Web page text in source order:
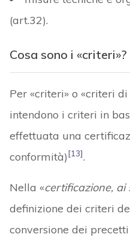
(art.32).
Cosa sono i «criteri»?
Per «criteri» o «criteri
intendono i criteri in
effettuata una
conformità)[13].
Nella «certificazione, ai
definizione dei criteri
conversione dei